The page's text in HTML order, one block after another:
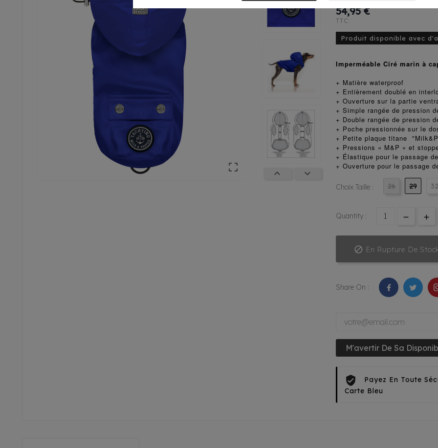

 
54,95 €
TTC
Produit disponible avec
Imperméable Ciré marin à
+ Matière waterproof
+ Entièrement doublé en
+ Ouverture sur la partie
+ Simple rangée de pression
+ Double rangée de pression
+ Poche pressionnée sur le
+ Petite plaque titane
+ Pressions « M&P » et
+ Élastique pour le passage
+ Ouverture pour le passage
Choix Taille : 26 29 32
Quantity :
 En Rupture De
Share On :
M'avertir De Sa
Payez En Toute
Carte Bleu